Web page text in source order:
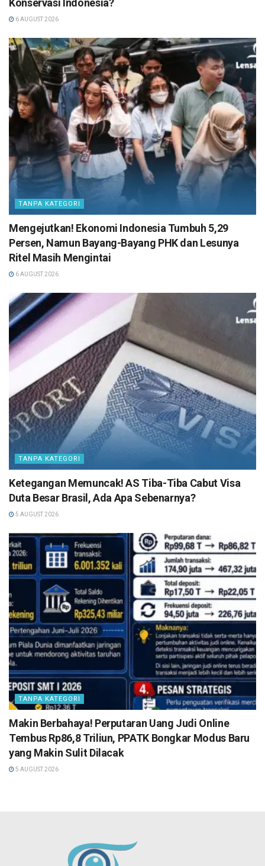
Konservasi Indonesia?
6 AUGUST 2026
TANPA KATEGORI
Mengejutkan! Ekonomi Indonesia Tumbuh 5,29
Persen, Namun Bayang-Bayang PHK dan Lesunya
Ritel Masih Mengintai
6 AUGUST 2026
TANPA KATEGORI
Ketegangan Memuncak! AS Tiba-Tiba Cabut Visa
Duta Besar Brasil, Ada Apa Sebenarnya?
5 AUGUST 2026
TANPA KATEGORI
Makin Berbahaya! Perputaran Uang Judi Online
Tembus Rp86,8 Triliun, PPATK Bongkar Modus Baru
yang Makin Sulit Dilacak
5 AUGUST 2026